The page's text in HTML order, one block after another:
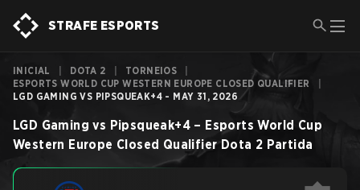
STRAFE ESPORTS
INICIAL DOTA 2 TORNEIOS
ESPORTS WORLD CUP WESTERN EUROPE CLOSED QUALIFIER
LGD GAMING VS PIPSQUEAK+4 - MAY 31, 2026
LGD Gaming vs Pipsqueak+4 – Esports World Cup
Western Europe Closed Qualifier Dota 2 Partida